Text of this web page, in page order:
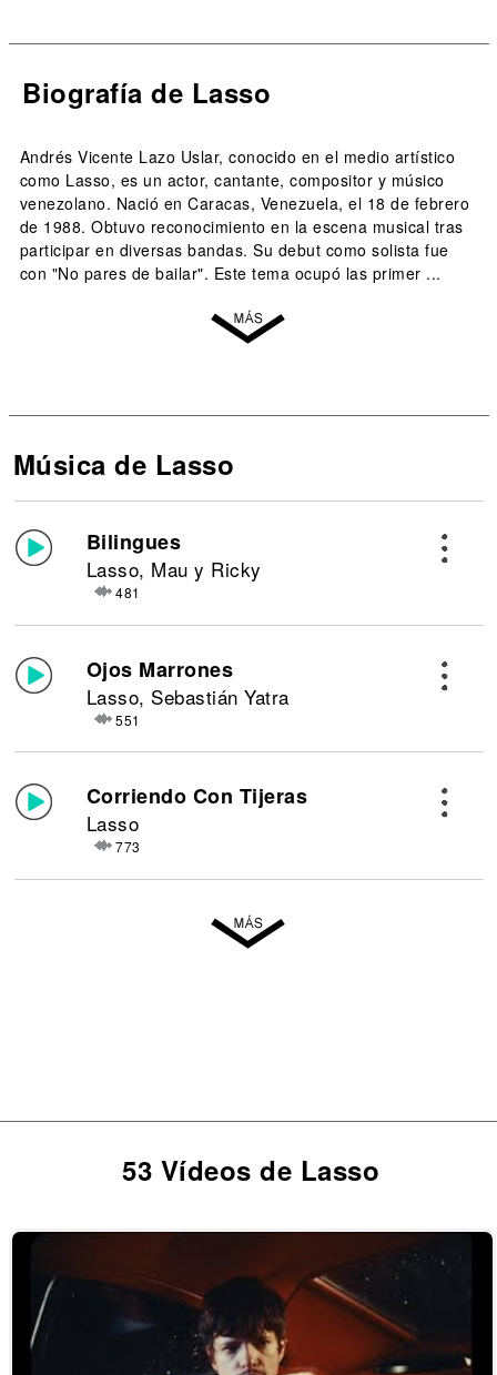
Biografía de Lasso
Andrés Vicente Lazo Uslar, conocido en el medio artístico
como Lasso, es un actor, cantante, compositor y músico
venezolano. Nació en Caracas, Venezuela, el 18 de febrero
de 1988. Obtuvo reconocimiento en la escena musical tras
participar en diversas bandas. Su debut como solista fue
con "No pares de bailar". Este tema ocupó las primer ...
Música de Lasso
Bilingues
Lasso, Mau y Ricky
481
Ojos Marrones
Lasso, Sebastián Yatra
551
Corriendo Con Tijeras
Lasso
773
53 Vídeos de Lasso